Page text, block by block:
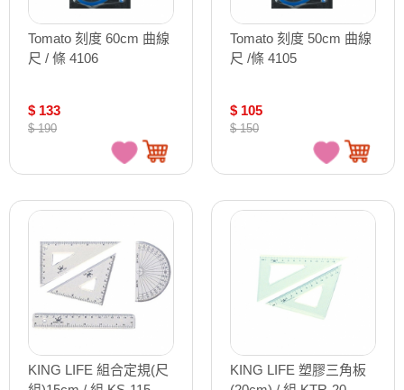
Tomato 刻度 60cm 曲線
尺 / 條 4106
$ 133
$ 190
Tomato 刻度 50cm 曲線
尺 /條 4105
$ 105
$ 150
KING LIFE 組合定規(尺
KING LIFE 塑膠三角板